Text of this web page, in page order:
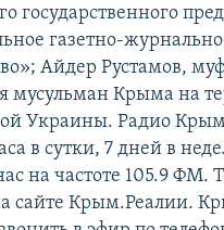
государственного
газетно-
Айдер Рустамов,
мусульман Крыма на
Украины. Радио
в сутки, 7 дней в
на частоте 105.9 ФМ.
сайте Крым.Реалии.